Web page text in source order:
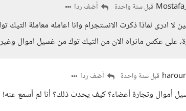
قبل سنة واحدة أضف ردا
لا ادرى لماذا ذكرت الانستجرام وانا اعامله معاملة
على عكس مانراه الان من التيك توك من غسيل اموال
قبل سنة واحدة أضف ردا
أموال وتجارة أعضاء؟ كيف يحدث ذلك؟ أنا لم أسمع عنه!